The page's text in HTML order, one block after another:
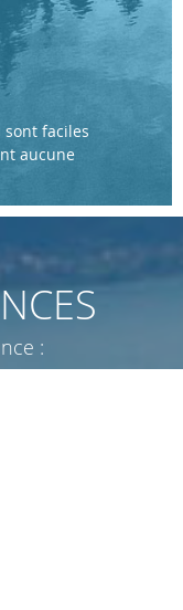
faciles
aucune
: